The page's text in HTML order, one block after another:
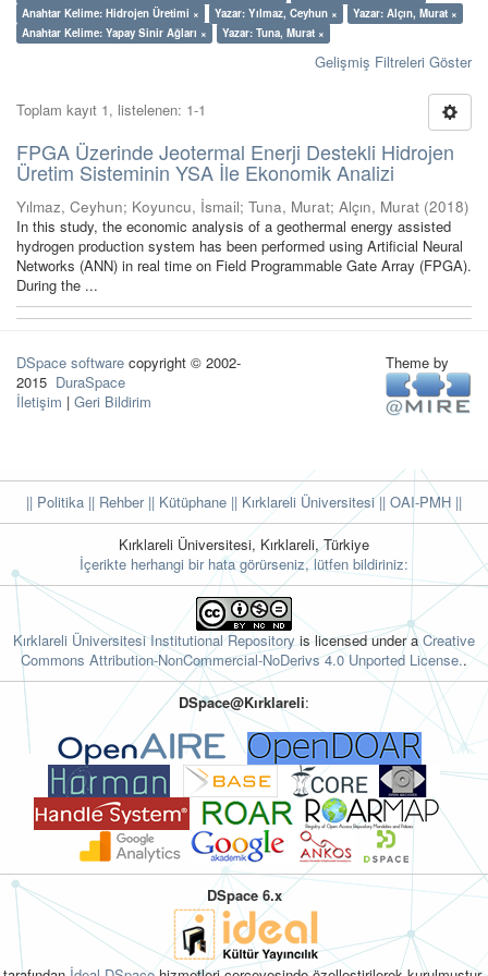
Anahtar Kelime: Hidrojen Üretimi ×
Yazar: Yılmaz, Ceyhun ×
Yazar: Alçın, Murat ×
Anahtar Kelime: Yapay Sinir Ağları ×
Yazar: Tuna, Murat ×
Gelişmiş Filtreleri Göster
Toplam kayıt 1, listelenen: 1-1
FPGA Üzerinde Jeotermal Enerji Destekli Hidrojen
Üretim Sisteminin YSA İle Ekonomik Analizi
Yılmaz, Ceyhun; Koyuncu, İsmail; Tuna, Murat; Alçın, Murat (2018)
In this study, the economic analysis of a geothermal energy assisted
hydrogen production system has been performed using Artificial Neural
Networks (ANN) in real time on Field Programmable Gate Array (FPGA).
During the ...
DSpace software copyright © 2002-
2015 DuraSpace
İletişim | Geri Bildirim
Theme by
|| Politika || Rehber|| Kütüphane || Kırklareli Üniversitesi || OAI-PMH ||
Kırklareli Üniversitesi, Kırklareli, Türkiye
İçerikte herhangi bir hata görürseniz, lütfen bildiriniz:
Kırklareli Üniversitesi Institutional Repositoryis licensed under aCreative
Commons Attribution-NonCommercial-NoDerivs 4.0 Unported License..
DSpace@Kırklareli:
DSpace 6.x